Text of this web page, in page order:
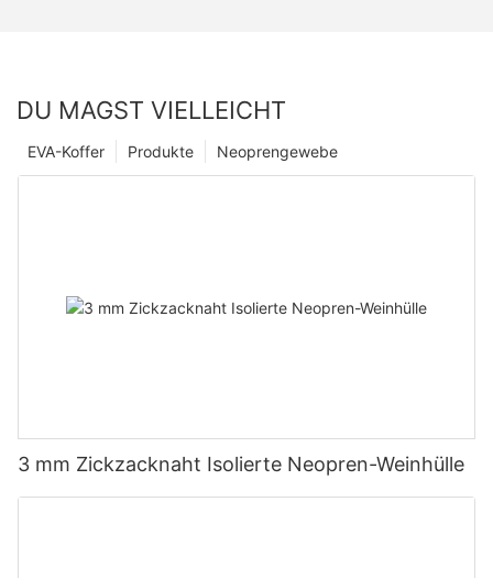
DU MAGST VIELLEICHT
Neoprengewebe
Produkte
EVA-Koffer
3 mm Zickzacknaht Isolierte Neopren-Weinhülle